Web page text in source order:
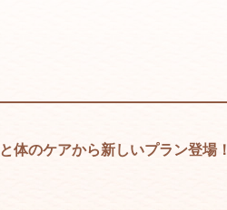
体のケアから新しいプラン登場！